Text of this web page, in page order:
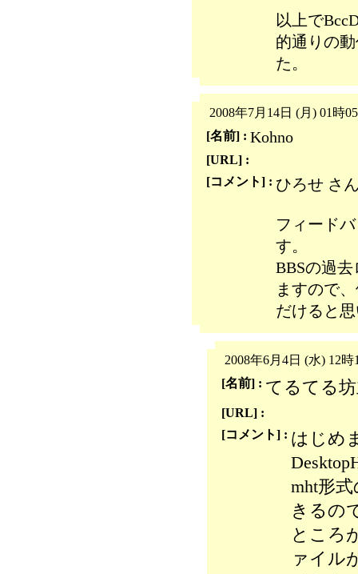
以上で
的通りの
た。
2008年7月14日 (月) 01時
[名前] : Kohno
[URL] :
[コメント] : ひろせ さ
フィード
す。
BBSの過
ますので
だけると
2008年6月4日 (水) 12時
[名前] : てるてる
[URL] :
[コメント] : はじめ
mht形
きるの
ところ
ァイル